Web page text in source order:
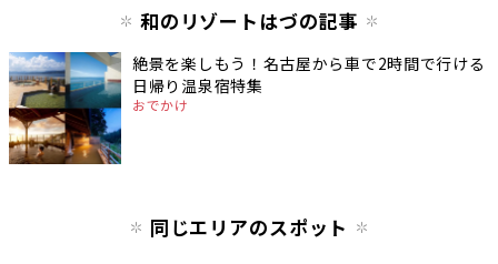
和のリゾートはづの記事
絶景を楽しもう！名古屋から車で2時間で行ける
日帰り温泉宿特集
おでかけ
同じエリアのスポット